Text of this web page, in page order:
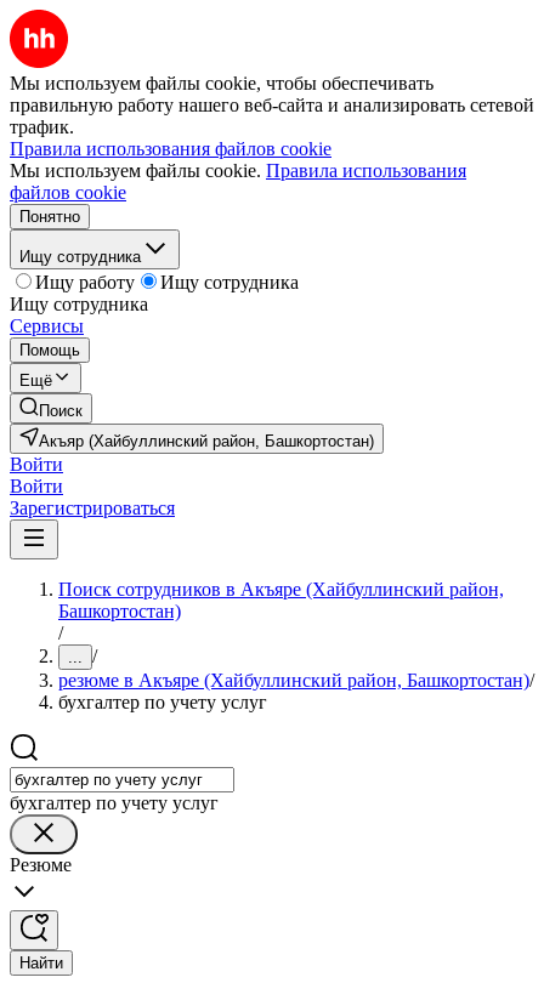
Мы используем файлы cookie, чтобы обеспечивать
правильную работу нашего веб-сайта и анализировать сетевой
трафик.
Правила использования файлов cookie
Мы используем файлы cookie. Правила использования
файлов cookie
Понятно
Ищу сотрудника
Ищу работу
Ищу сотрудника
Ищу сотрудника
Сервисы
Помощь
Ещё
Поиск
Акъяр (Хайбуллинский район, Башкортостан)
Войти
Войти
Зарегистрироваться
Поиск сотрудников в Акъяре (Хайбуллинский район,
Башкортостан)
/
... /
резюме в Акъяре (Хайбуллинский район, Башкортостан)/
бухгалтер по учету услуг
бухгалтер по учету услуг
Резюме
Найти